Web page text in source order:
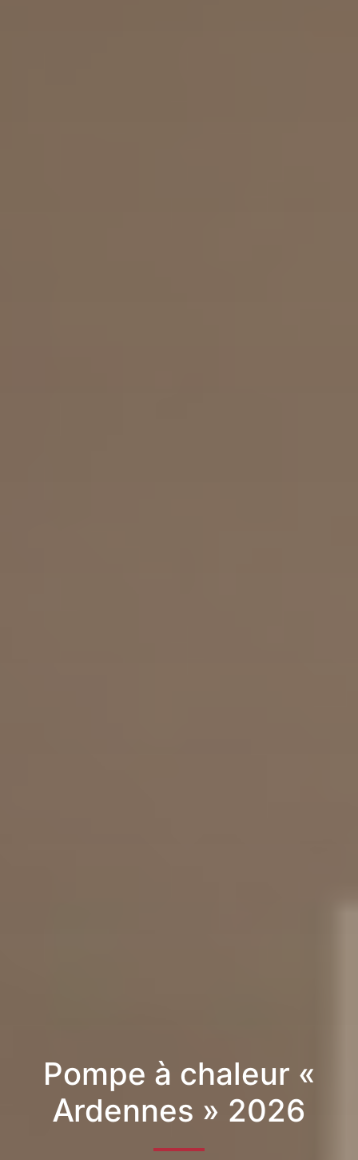
Pompe à chaleur «
Ardennes » 2026